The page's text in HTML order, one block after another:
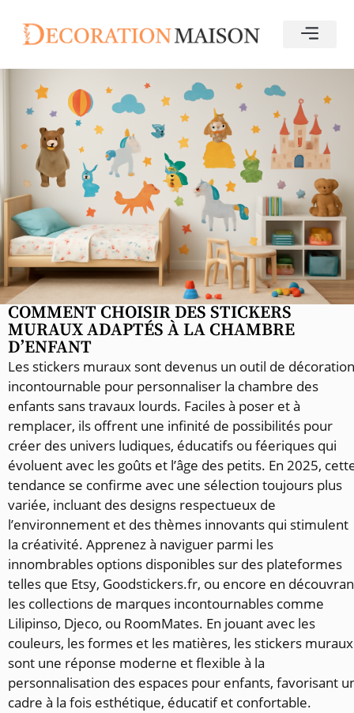
COMMENT CHOISIR DES STICKERS
MURAUX ADAPTÉS À LA CHAMBRE
D’ENFANT
Les stickers muraux sont devenus un outil de décoration
incontournable pour personnaliser la chambre des
enfants sans travaux lourds. Faciles à poser et à
remplacer, ils offrent une infinité de possibilités pour
créer des univers ludiques, éducatifs ou féeriques qui
évoluent avec les goûts et l’âge des petits. En 2025,
tendance se confirme avec une sélection toujours plus
variée, incluant des designs respectueux de
l’environnement et des thèmes innovants qui stimulent
la créativité. Apprenez à naviguer parmi les
innombrables options disponibles sur des plateformes
telles que Etsy, Goodstickers.fr, ou encore en
les collections de marques incontournables comme
Lilipinso, Djeco, ou RoomMates. En jouant avec les
couleurs, les formes et les matières, les stickers muraux
sont une réponse moderne et flexible à la
personnalisation des espaces pour enfants, favorisant
cadre à la fois esthétique, éducatif et confortable.